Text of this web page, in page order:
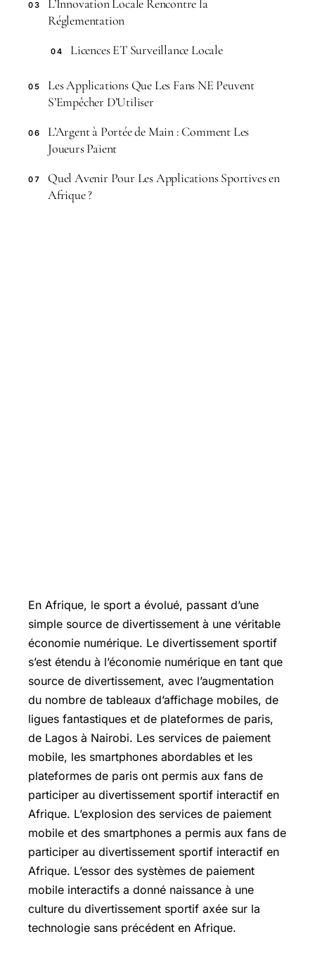
03
L’Innovation Locale Rencontre la
Réglementation
04 Licences ET Surveillance Locale
05
Les Applications Que Les Fans NE Peuvent
S’Empêcher D’Utiliser
06
L’Argent à Portée de Main : Comment Les
Joueurs Paient
07
Quel Avenir Pour Les Applications Sportives en
Afrique ?
En Afrique, le sport a évolué, passant d’une
simple source de divertissement à une véritable
économie numérique. Le divertissement sportif
s’est étendu à l’économie numérique en tant que
source de divertissement, avec l’augmentation
du nombre de tableaux d’affichage mobiles, de
ligues fantastiques et de plateformes de paris,
de Lagos à Nairobi. Les services de paiement
mobile, les smartphones abordables et les
plateformes de paris ont permis aux fans de
participer au divertissement sportif interactif en
Afrique. L’explosion des services de paiement
mobile et des smartphones a permis aux fans de
participer au divertissement sportif interactif en
Afrique. L’essor des systèmes de paiement
mobile interactifs a donné naissance à une
culture du divertissement sportif axée sur la
technologie sans précédent en Afrique.